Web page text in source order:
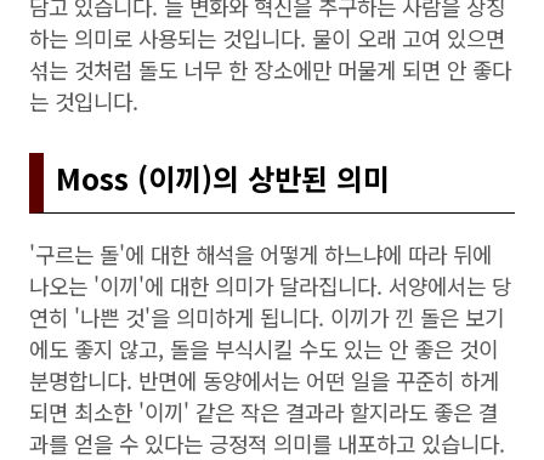
하는 의미로 사용되는 것입니다. 물이 오래 고여 있으면
섞는 것처럼 돌도 너무 한 장소에만 머물게 되면 안 좋다
는 것입니다.
Moss (이끼)의 상반된 의미
'구르는 돌'에 대한 해석을 어떻게 하느냐에 따라 뒤에
나오는 '이끼'에 대한 의미가 달라집니다. 서양에서는 당
연히 '나쁜 것'을 의미하게 됩니다. 이끼가 낀 돌은 보기
에도 좋지 않고, 돌을 부식시킬 수도 있는 안 좋은 것이
분명합니다. 반면에 동양에서는 어떤 일을 꾸준히 하게
되면 최소한 '이끼' 같은 작은 결과라 할지라도 좋은 결
과를 얻을 수 있다는 긍정적 의미를 내포하고 있습니다.